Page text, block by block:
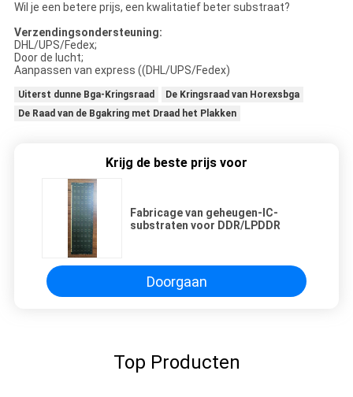
Wil je een betere prijs, een kwalitatief beter substraat?
Verzendingsondersteuning:
DHL/UPS/Fedex;
Door de lucht;
Aanpassen van express ((DHL/UPS/Fedex)
Uiterst dunne Bga-Kringsraad
De Kringsraad van Horexsbga
De Raad van de Bgakring met Draad het Plakken
Krijg de beste prijs voor
Fabricage van geheugen-IC-
substraten voor DDR/LPDDR
Doorgaan
Top Producten